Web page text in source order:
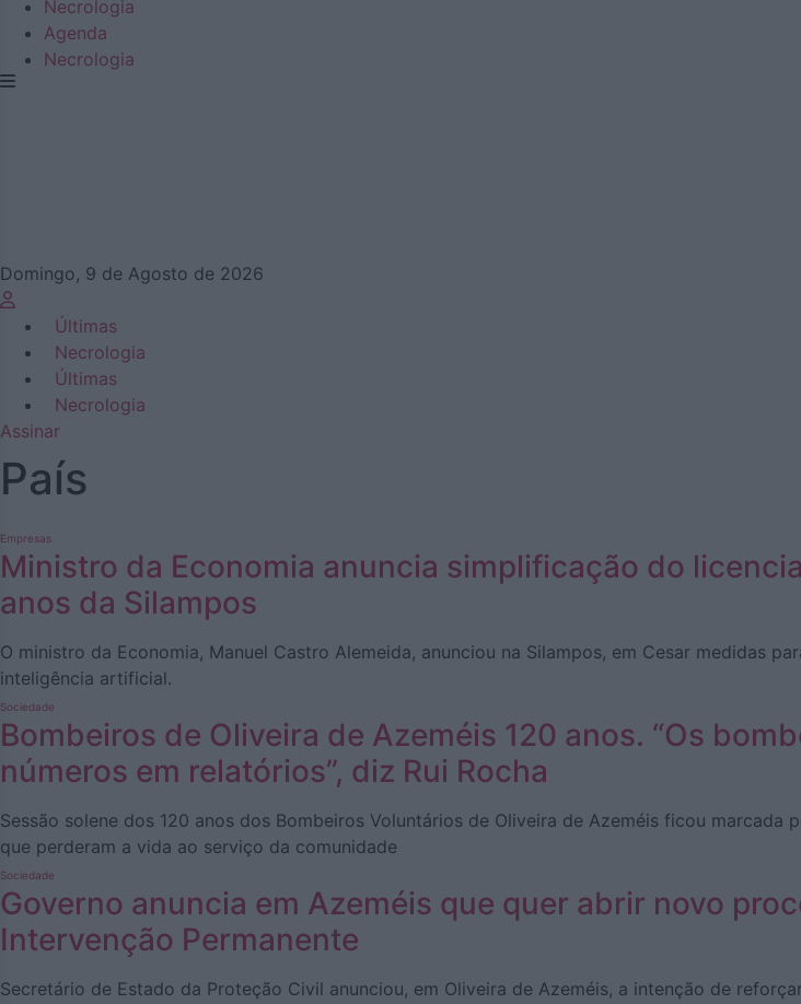
Necrologia
Agenda
Necrologia
Domingo, 9 de Agosto de 2026
Últimas
Necrologia
Últimas
Necrologia
Assinar
País
Empresas
Ministro da Economia anuncia simplificação do
anos da Silampos
O ministro da Economia, Manuel Castro Alemeida, anunciou na Silampos, em Cesar medidas
inteligência artificial.
Sociedade
Bombeiros de Oliveira de Azeméis 120 anos. “Os
números em relatórios”, diz Rui Rocha
Sessão solene dos 120 anos dos Bombeiros Voluntários de Oliveira de Azeméis ficou
que perderam a vida ao serviço da comunidade
Sociedade
Governo anuncia em Azeméis que quer abrir novo
Intervenção Permanente
Secretário de Estado da Proteção Civil anunciou, em Oliveira de Azeméis, a intenção de